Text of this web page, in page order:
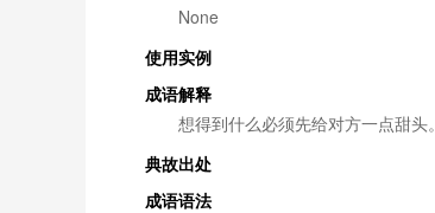
None
使用实例
成语解释
想得到什么必须先给对方一点甜头。
典故出处
成语语法